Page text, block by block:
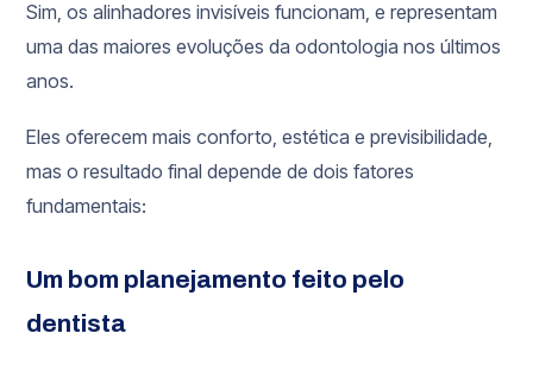
Sim, os alinhadores invisíveis funcionam, e representam
uma das maiores evoluções da odontologia nos últimos
anos.
Eles oferecem mais conforto, estética e previsibilidade,
mas o resultado final depende de dois fatores
fundamentais:
Um bom planejamento feito pelo
dentista